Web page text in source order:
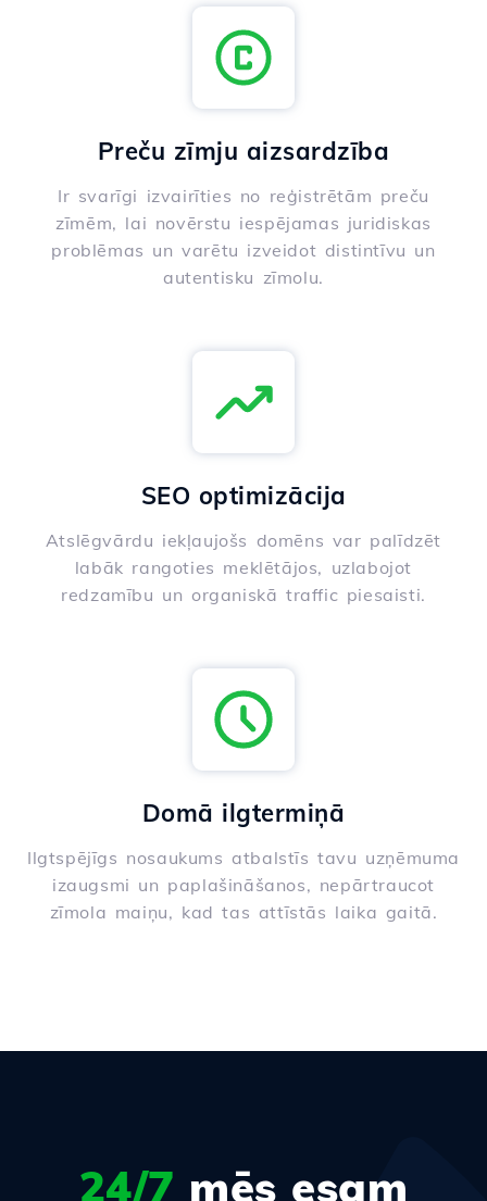
Preču zīmju aizsardzība
Ir svarīgi izvairīties no reģistrētām preču
zīmēm, lai novērstu iespējamas juridiskas
problēmas un varētu izveidot distintīvu un
autentisku zīmolu.
SEO optimizācija
Atslēgvārdu iekļaujošs domēns var palīdzēt
labāk rangoties meklētājos, uzlabojot
redzamību un organiskā traffic piesaisti.
Domā ilgtermiņā
Ilgtspējīgs nosaukums atbalstīs tavu uzņēmuma
izaugsmi un paplašināšanos, nepārtraucot
zīmola maiņu, kad tas attīstās laika gaitā.
24/7 mēs esam